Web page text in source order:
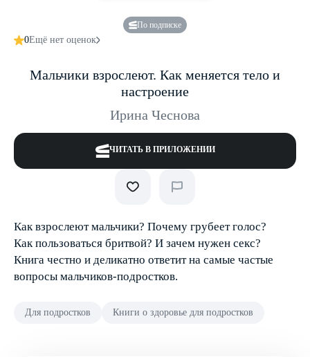
По подписке
0Ещё нет оценок
Мальчики взрослеют. Как меняется тело и
настроение
Ирина Чеснова
ЧИТАТЬ В ПРИЛОЖЕНИИ
Как взрослеют мальчики? Почему грубеет голос?
Как пользоваться бритвой? И зачем нужен секс?
Книга честно и деликатно ответит на самые частые
вопросы мальчиков-подростков.
Для подростков Книги о здоровье для подростков